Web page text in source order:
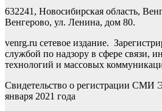
632241, Новосибирская область,
Венгерово, ул. Ленина, дом 80.
venrg.ru сетевое издание.
службой по надзору в сфере связи,
технологий и массовых
Свидетельство о регистрации
января 2021 года